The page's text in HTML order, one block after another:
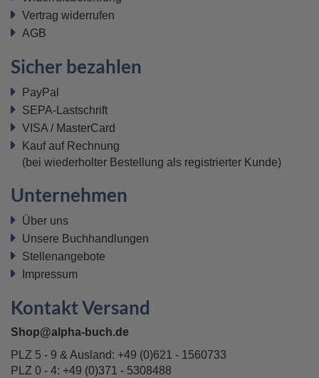
Vertrag widerrufen
AGB
Sicher bezahlen
PayPal
SEPA-Lastschrift
VISA / MasterCard
Kauf auf Rechnung
(bei wiederholter Bestellung als registrierter Kunde)
Unternehmen
Über uns
Unsere Buchhandlungen
Stellenangebote
Impressum
Kontakt Versand
Shop@alpha-buch.de
PLZ 5 - 9 & Ausland: +49 (0)621 - 1560733
PLZ 0 - 4: +49 (0)371 - 5308488